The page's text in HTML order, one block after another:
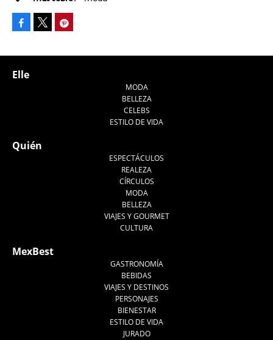
Facebook
Elle
MODA
BELLEZA
CELEBS
ESTILO DE VIDA
Quién
ESPECTÁCULOS
REALEZA
CÍRCULOS
MODA
BELLEZA
VIAJES Y GOURMET
CULTURA
MexBest
GASTRONOMÍA
BEBIDAS
VIAJES Y DESTINOS
PERSONAJES
BIENESTAR
ESTILO DE VIDA
JURADO